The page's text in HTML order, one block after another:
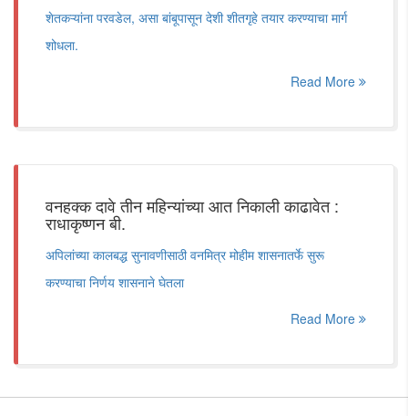
शेतकऱ्यांना परवडेल, असा बांबूपासून देशी शीतगृहे तयार करण्याचा मार्ग
शोधला.
Read More
वनहक्क दावे तीन महिन्यांच्या आत निकाली काढावेत :
राधाकृष्णन बी.
अपिलांच्या कालबद्ध सुनावणीसाठी वनमित्र मोहीम शासनातर्फे सुरू
करण्याचा निर्णय शासनाने घेतला
Read More